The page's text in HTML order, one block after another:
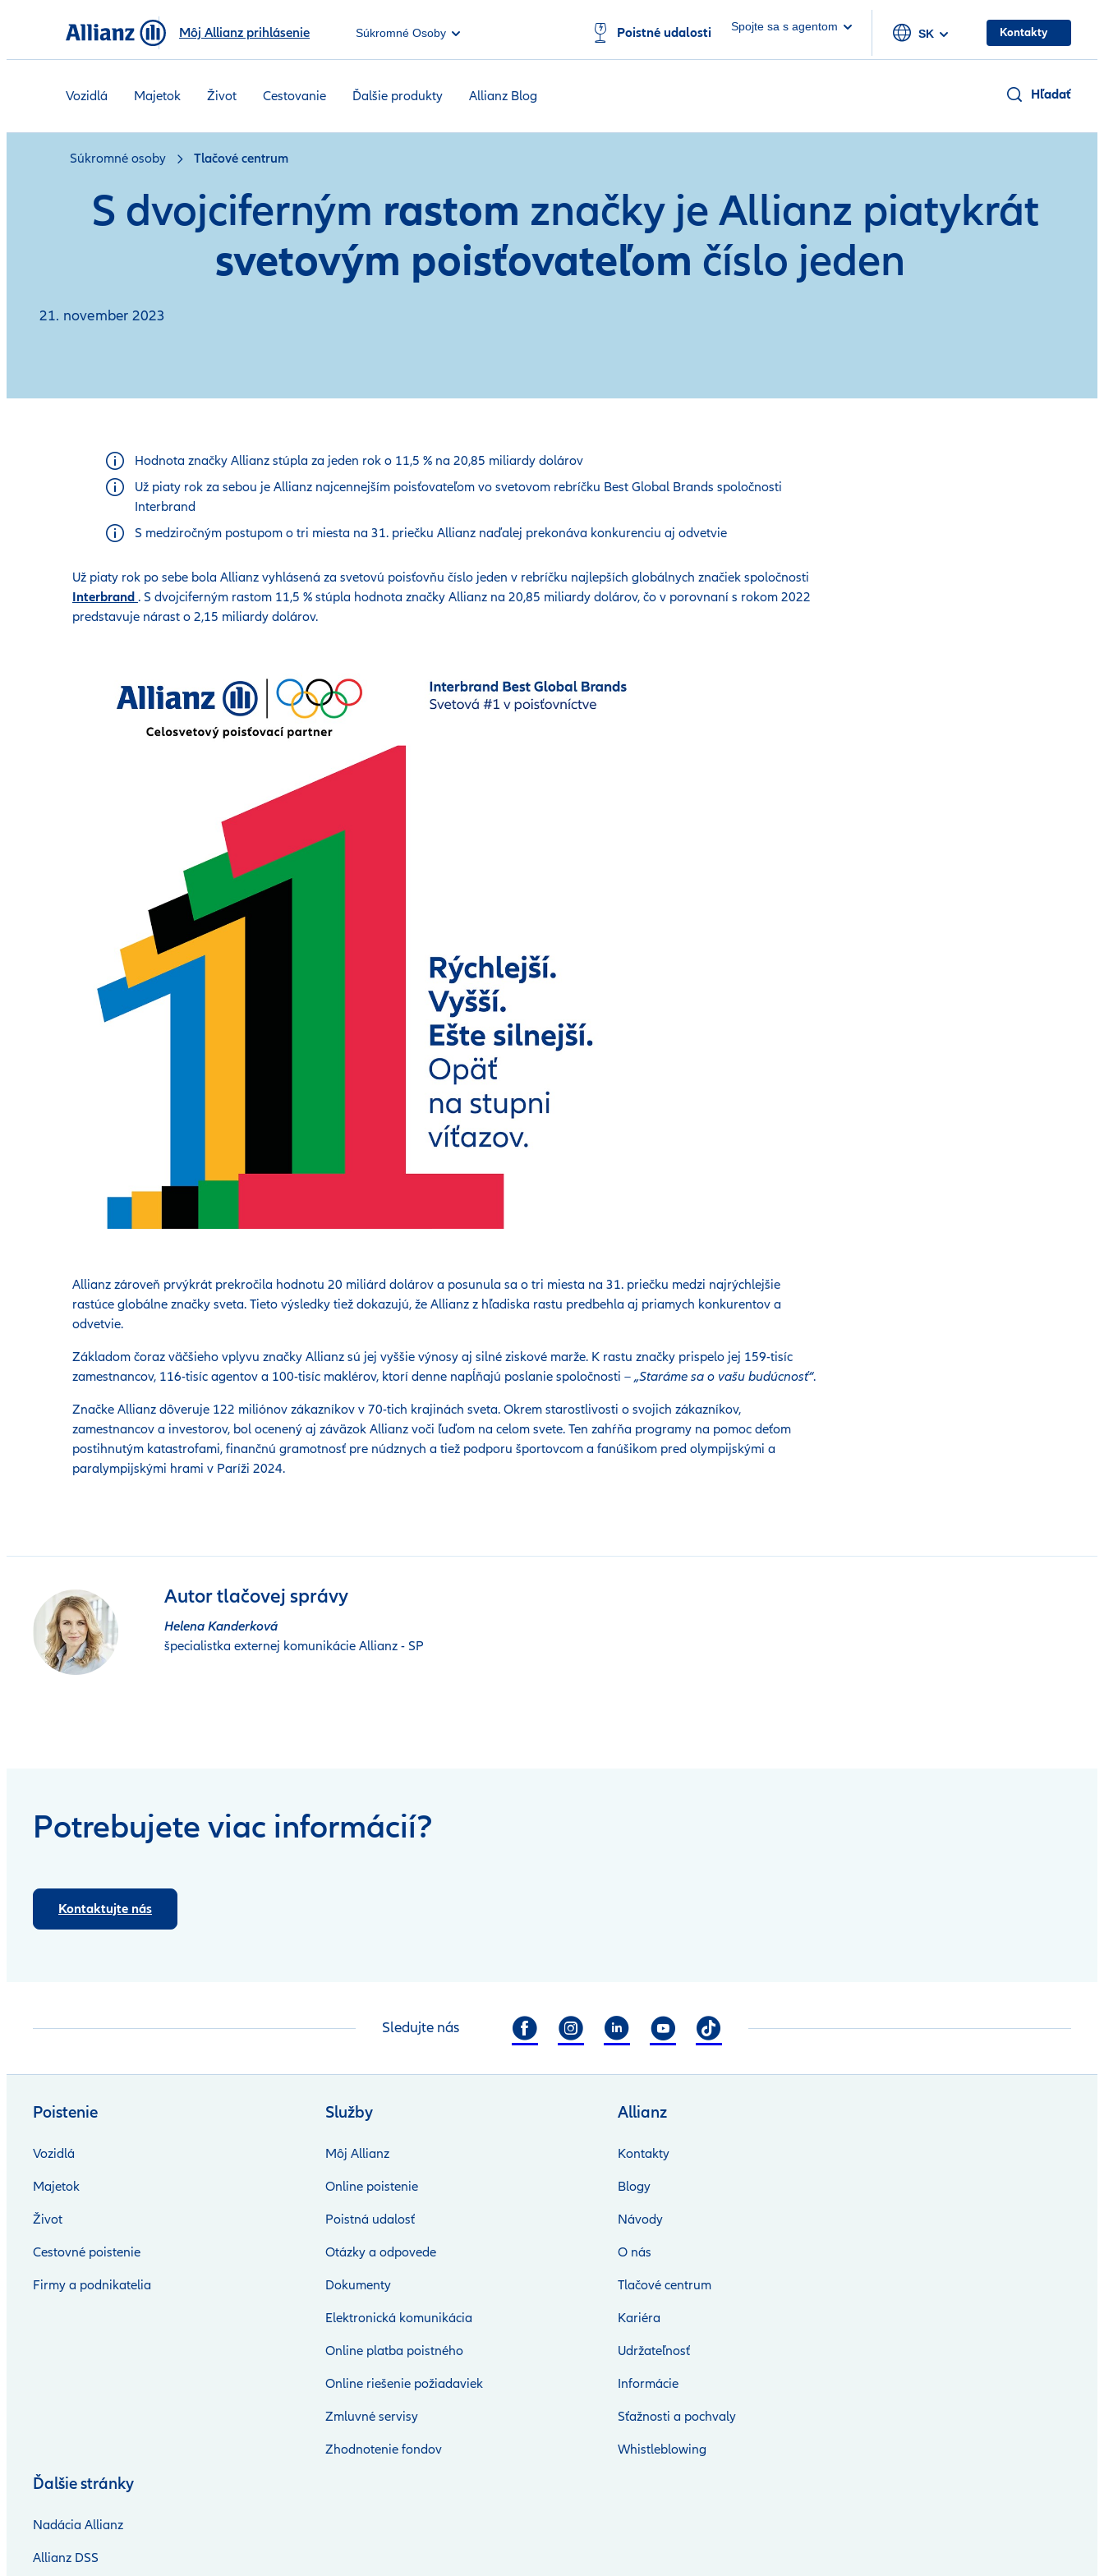
Môj Allianz prihlásenie Súkromné Osoby Poistné udalosti Spojte sa s agentom
SK Kontakty
Vozidlá Majetok Život Cestovanie Ďalšie produkty Allianz Blog Hľadať
Súkromné osoby Tlačové centrum
S dvojciferným rastom značky je Allianz piatykrát
svetovým poisťovateľom číslo jeden
21. november 2023
Hodnota značky Allianz stúpla za jeden rok o 11,5 % na 20,85 miliardy dolárov
Už piaty rok za sebou je Allianz najcennejším poisťovateľom vo svetovom rebríčku Best Global Brands spoločnosti
Interbrand
S medziročným postupom o tri miesta na 31. priečku Allianz naďalej prekonáva konkurenciu aj odvetvie
Už piaty rok po sebe bola Allianz vyhlásená za svetovú poisťovňu číslo jeden v rebríčku najlepších globálnych značiek spoločnosti
Interbrand . S dvojciferným rastom 11,5 % stúpla hodnota značky Allianz na 20,85 miliardy dolárov, čo v porovnaní s rokom 2022
predstavuje nárast o 2,15 miliardy dolárov.
Allianz zároveň prvýkrát prekročila hodnotu 20 miliárd dolárov a posunula sa o tri miesta na 31. priečku medzi najrýchlejšie
rastúce globálne značky sveta. Tieto výsledky tiež dokazujú, že Allianz z hľadiska rastu predbehla aj priamych konkurentov a
odvetvie.
Základom čoraz väčšieho vplyvu značky Allianz sú jej vyššie výnosy aj silné ziskové marže. K rastu značky prispelo jej 159-tisíc
zamestnancov, 116-tisíc agentov a 100-tisíc maklérov, ktorí denne napĺňajú poslanie spoločnosti –„Staráme sa o vašu budúcnosť“.
Značke Allianz dôveruje 122 miliónov zákazníkov v 70-tich krajinách sveta. Okrem starostlivosti o svojich zákazníkov,
zamestnancov a investorov, bol ocenený aj záväzok Allianz voči ľuďom na celom svete. Ten zahŕňa programy na pomoc deťom
postihnutým katastrofami, finančnú gramotnosť pre núdznych a tiež podporu športovcom a fanúšikom pred olympijskými a
paralympijskými hrami v Paríži 2024.
Autor tlačovej správy
Helena Kanderková
špecialistka externej komunikácie Allianz - SP
Potrebujete viac informácií?
Kontaktujte nás
Sledujte nás
Poistenie
Vozidlá
Majetok
Život
Cestovné poistenie
Firmy a podnikatelia
Služby
Môj Allianz
Online poistenie
Poistná udalosť
Otázky a odpovede
Dokumenty
Elektronická komunikácia
Online platba poistného
Online riešenie požiadaviek
Zmluvné servisy
Zhodnotenie fondov
Allianz
Kontakty
Blogy
Návody
O nás
Tlačové centrum
Kariéra
Udržateľnosť
Informácie
Sťažnosti a pochvaly
Whistleblowing
Ďalšie stránky
Nadácia Allianz
Allianz DSS